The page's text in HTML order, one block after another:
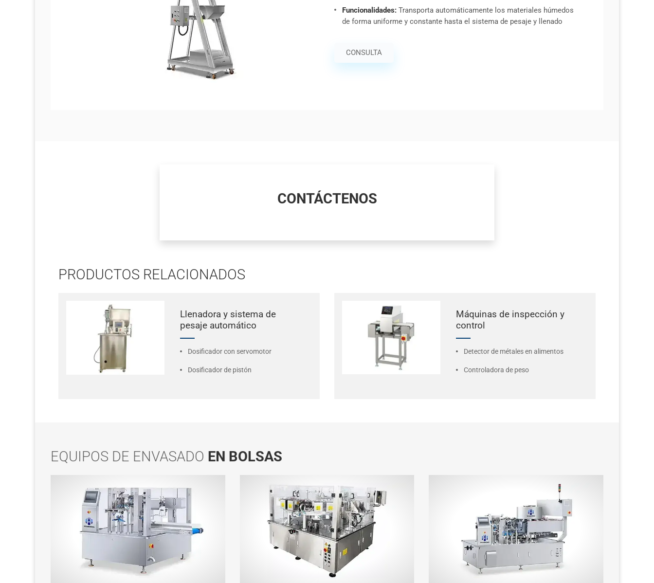
Funcionalidades: Transporta automáticamente los materiales húmedos
de forma uniforme y constante hasta el sistema de pesaje y llenado
CONSULTA
CONTÁCTENOS
PRODUCTOS RELACIONADOS
Llenadora y sistema de
pesaje automático
Dosificador con servomotor
Dosificador de pistón
Máquinas de inspección y
control
Detector de métales en alimentos
Controladora de peso
EQUIPOS DE ENVASADO EN BOLSAS